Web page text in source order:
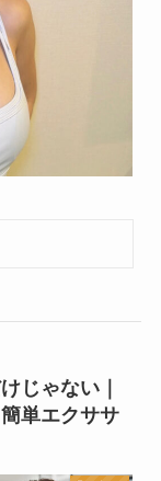
じゃない｜
単エクササ